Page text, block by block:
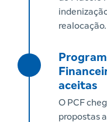
realocação.
aceitas
O PCF
propostas